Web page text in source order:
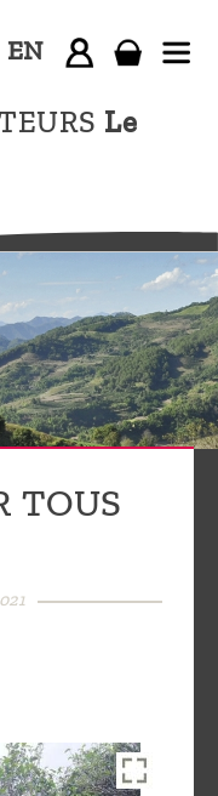
Le
EN
TOUS